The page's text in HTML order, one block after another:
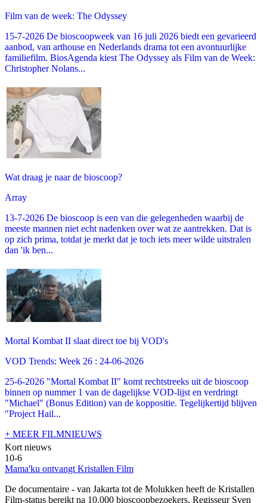
Film van de week: The Odyssey
15-7-2026 De bioscoopweek van 16 juli 2026 biedt een gevarieerd
aanbod, van arthouse en Nederlands drama tot een avontuurlijke
familiefilm. BiosAgenda kiest The Odyssey als Film van de Week:
Christopher Nolans...
Wat draag je naar de bioscoop?
Array
13-7-2026 De bioscoop is een van die gelegenheden waarbij de
meeste mannen niet echt nadenken over wat ze aantrekken. Dat is
op zich prima, totdat je merkt dat je toch iets meer wilde uitstralen
dan 'ik ben...
Mortal Kombat II slaat direct toe bij VOD's
VOD Trends: Week 26 : 24-06-2026
25-6-2026 "Mortal Kombat II" komt rechtstreeks uit de bioscoop
binnen op nummer 1 van de dagelijkse VOD-lijst en verdringt
"Michael" (Bonus Edition) van de koppositie. Tegelijkertijd blijven
"Project Hail...
+ MEER FILMNIEUWS
Kort nieuws
10-6
Mama'ku ontvangt Kristallen Film
De documentaire - van Jakarta tot de Molukken heeft de Kristallen
Film-status bereikt na 10.000 bioscoopbezoekers. Regisseur Sven